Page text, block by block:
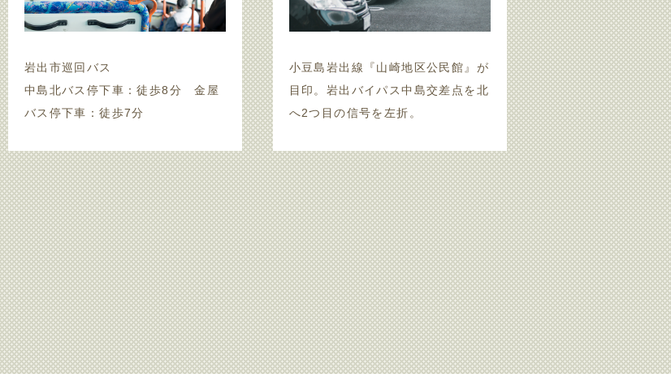
岩出市巡回バス
中島北バス停下車：徒歩8分 金屋
バス停下車：徒歩7分
小豆島岩出線『山崎地区公民館』が
目印。岩出バイパス中島交差点を北
へ2つ目の信号を左折。